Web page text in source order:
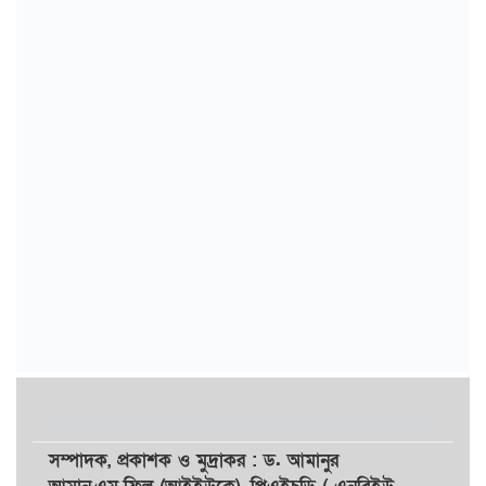
সম্পাদক, প্রকাশকওমুদ্রাকর: ড. আমানুর